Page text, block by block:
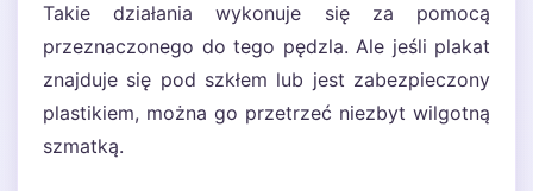
Takie działania wykonuje się za pomocą
przeznaczonego do tego pędzla. Ale jeśli plakat
znajduje się pod szkłem lub jest zabezpieczony
plastikiem, można go przetrzeć niezbyt wilgotną
szmatką.